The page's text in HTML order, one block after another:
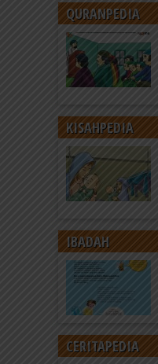
QURANPEDIA
KISAHPEDIA
IBADAH
CERITAPEDIA